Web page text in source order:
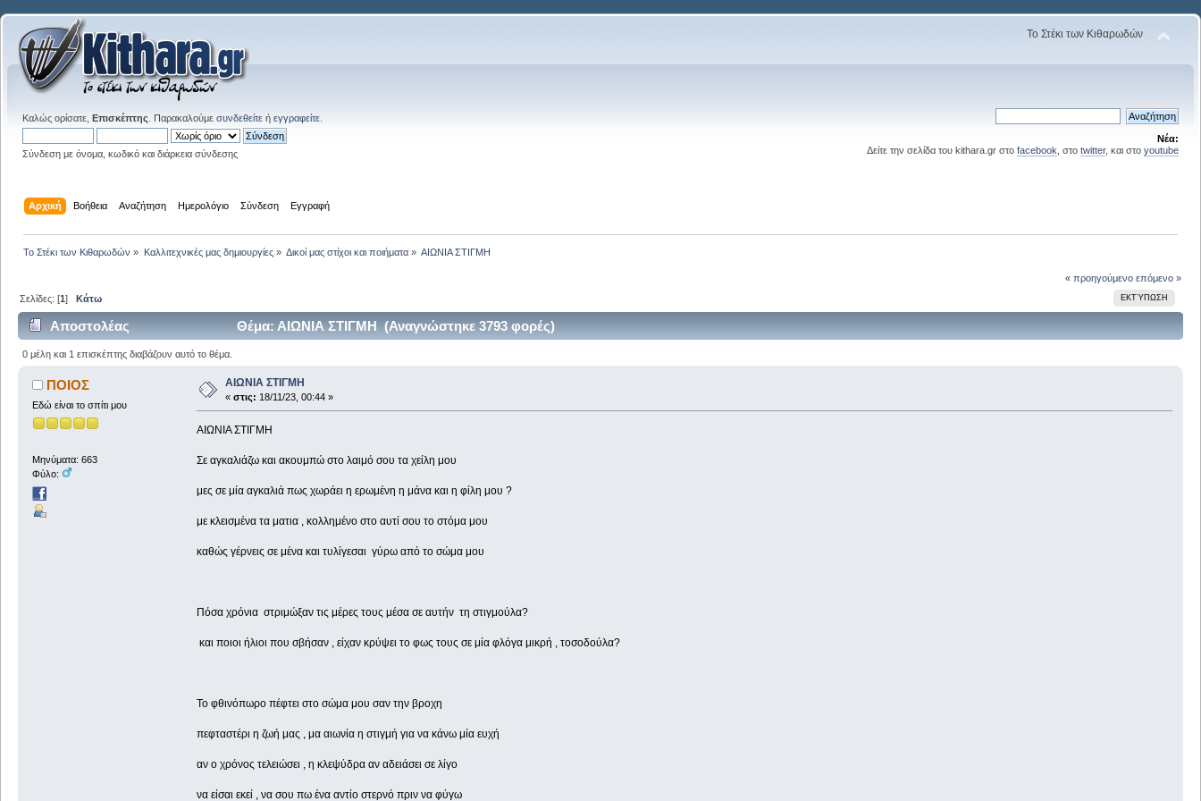
Το Στέκι των Κιθαρωδών
Καλώς ορίσατε, Επισκέπτης . Παρακαλούμε συνδεθείτε ή εγγραφείτε
Σύνδεση με όνομα, κωδικό και διάρκεια σύνδεσης
Νέα:
Δείτε την σελίδα του kithara.gr στο facebook , στο twitter, και στο youtube
Αρχική Βοήθεια Αναζήτηση Ημερολόγιο Σύνδεση Εγγραφή
Το Στέκι των Κιθαρωδών » Καλλιτεχνικές μας δημιουργίες» Δικοί μας στίχοι και ποιήματα» ΑΙΩΝΙΑ ΣΤΙΓΜΗ
« προηγούμενο επόμενο »
ΕΚΤΎΠΩΣΗ
Σελίδες: [1]Κάτω
Αποστολέας Θέμα: ΑΙΩΝΙΑ ΣΤΙΓΜΗ (Αναγνώστηκε 3793 φορές)
0 μέλη και 1 επισκέπτης διαβάζουν αυτό το θέμα.
ΠΟΙΟΣ
Εδώ είναι το σπίτι μου
Μηνύματα: 663
Φύλο:
ΑΙΩΝΙΑ ΣΤΙΓΜΗ
« στις: 18/11/23, 00:44 »
ΑΙΩΝΙΑ ΣΤΙΓΜΗ
Σε αγκαλιάζω και ακουμπώ στο λαιμό σου τα χείλη μου
μες σε μία αγκαλιά πως χωράει η ερωμένη η μάνα και η φίλη μου ?
με κλεισμένα τα ματια , κολλημένο στο αυτί σου το στόμα μου
καθώς γέρνεις σε μένα και τυλίγεσαι γύρω από το σώμα μου
Πόσα χρόνια στριμώξαν τις μέρες τους μέσα σε αυτήν τη στιγμούλα?
και ποιοι ήλιοι που σβήσαν , είχαν κρύψει το φως τους σε μία φλόγα μικρή , τοσοδούλα?
Το φθινόπωρο πέφτει στο σώμα μου σαν την βροχη
πεφταστέρι η ζωή μας , μα αιωνία η στιγμή για να κάνω μία ευχή
αν ο χρόνος τελειώσει , η κλεψύδρα αν αδειάσει σε λίγο
να είσαι εκεί , να σου πω ένα αντίο στερνό πριν να φύγω